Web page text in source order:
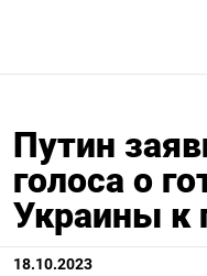
Путин
голоса о
Украины к
18.10.2023